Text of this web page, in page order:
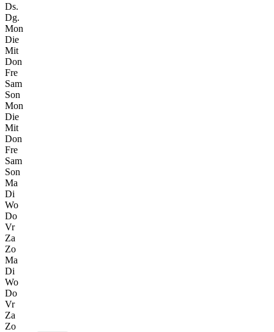
Ds.
Dg.
Mon
Die
Mit
Don
Fre
Sam
Son
Mon
Die
Mit
Don
Fre
Sam
Son
Ma
Di
Wo
Do
Vr
Za
Zo
Ma
Di
Wo
Do
Vr
Za
Zo